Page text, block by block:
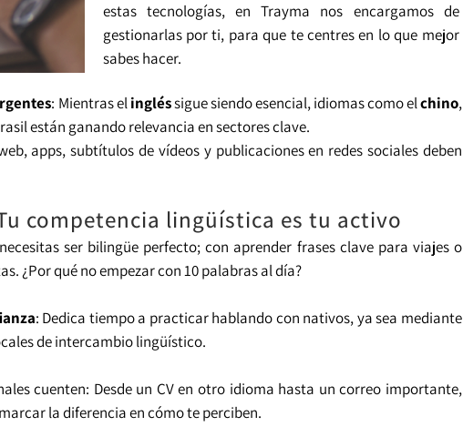
estas tecnologías, en Trayma nos encargamos de
gestionarlas por ti, para que te centres en lo que mejor
sabes hacer.
: Mientras elingléssigue siendo esencial, idiomas como elchino,
están ganando relevancia en sectores clave.
apps, subtítulos de vídeos y publicaciones en redes sociales deben
Tu competencia lingüística es tu activo
ser bilingüe perfecto; con aprender frases clave para viajes o
¿Por qué no empezar con 10 palabras al día?
: Dedica tiempo a practicar hablando con nativos, ya sea mediante
de intercambio lingüístico.
cuenten: Desde un CV en otro idioma hasta un correo importante,
la diferencia en cómo te perciben.